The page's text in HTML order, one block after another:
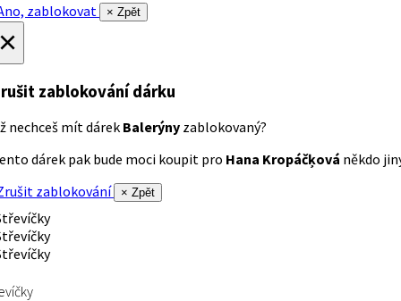
zablokovat
× Zpět
zablokování dárku
nechceš mít dárek Balerýny zablokovaný?
dárek pak bude moci koupit pro Hana Kropáčķová někdo
zablokování
× Zpět